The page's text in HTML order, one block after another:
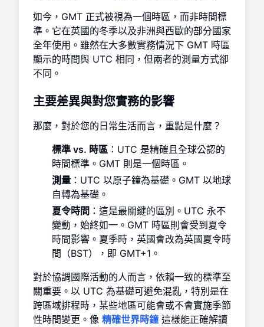
如今，GMT 正式被視為一個時區，而非時間標
準。它在英國的冬季以及非洲與西歐的部分國家
全年使用。雖然在大多數實務情況下 GMT 時區
顯示的時間與 UTC 相同，但兩者的測量方式卻
不同。
主要差異與對您實務的影響
那麼，對於您的日常生活而言，重點是什麼？
標準 vs. 時區 ：UTC 是精確且全球公認的
時間標準。GMT 則是一個時區。
測量 ：UTC 以原子鐘為基礎。GMT 以地球
自轉為基礎。
夏令時間 ：這是最關鍵的區別。UTC 永不
變動，始終如一。GMT 時區則會受到夏令
時間影響。夏季時，英國會改為英國夏令時
間（BST），即 GMT+1。
對於協調國際活動的人而言，依賴一致的標準至
關重要。以 UTC 為基礎可避免混亂，特別是在
跨區域排程時，某些地區可能會或不會實施季節
性時間變更。像 精確世界時鐘這樣能正確解讀